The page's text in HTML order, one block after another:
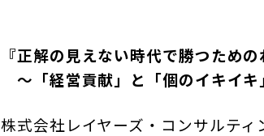
『正解の見えない時代で勝つため
～「経営貢献」と「個のイキイキ
株式会社レイヤーズ・コンサルティ